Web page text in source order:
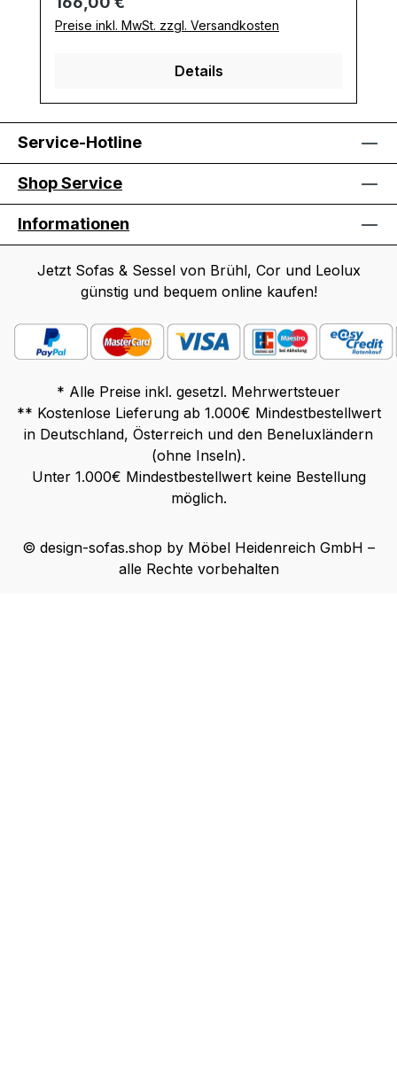
Preise inkl. MwSt. zzgl. Versandkosten
Details
Service-Hotline
Shop Service
Informationen
Jetzt Sofas & Sessel von Brühl, Cor und Leolux
günstig und bequem online kaufen!
* Alle Preise inkl. gesetzl. Mehrwertsteuer
** Kostenlose Lieferung ab 1.000€ Mindestbestellwert
in Deutschland, Österreich und den Beneluxländern
(ohne Inseln).
Unter 1.000€ Mindestbestellwert keine Bestellung
möglich.
© design-sofas.shop by Möbel Heidenreich GmbH –
alle Rechte vorbehalten